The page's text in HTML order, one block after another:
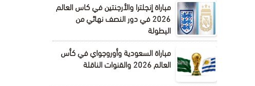
مباراة إنجلترا والأرجنتين في كاس العالم
2026 في دور النصف نهائي من
البطولة
مباراة السعودية وأوروجواي في كأس
العالم 2026 والقنوات الناقلة